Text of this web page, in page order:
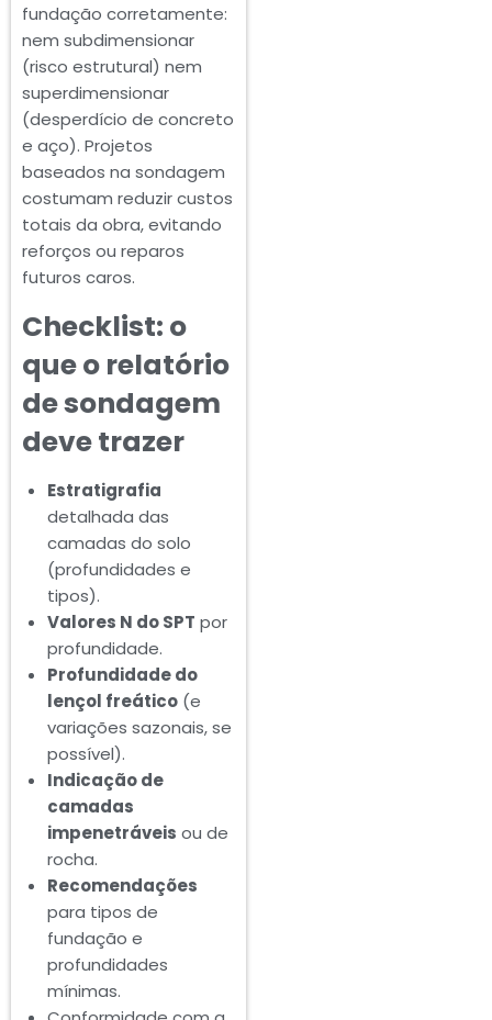
fundação corretamente:
nem subdimensionar
(risco estrutural) nem
superdimensionar
(desperdício de concreto
e aço). Projetos
baseados na sondagem
costumam reduzir custos
totais da obra, evitando
reforços ou reparos
futuros caros.
Checklist: o
que o relatório
de sondagem
deve trazer
Estratigrafia
detalhada das
camadas do solo
(profundidades e
tipos).
Valores N do SPT por
profundidade.
Profundidade do
lençol freático(e
variações sazonais, se
possível).
Indicação de
camadas
impenetráveis ou de
rocha.
Recomendações
para tipos de
fundação e
profundidades
mínimas.